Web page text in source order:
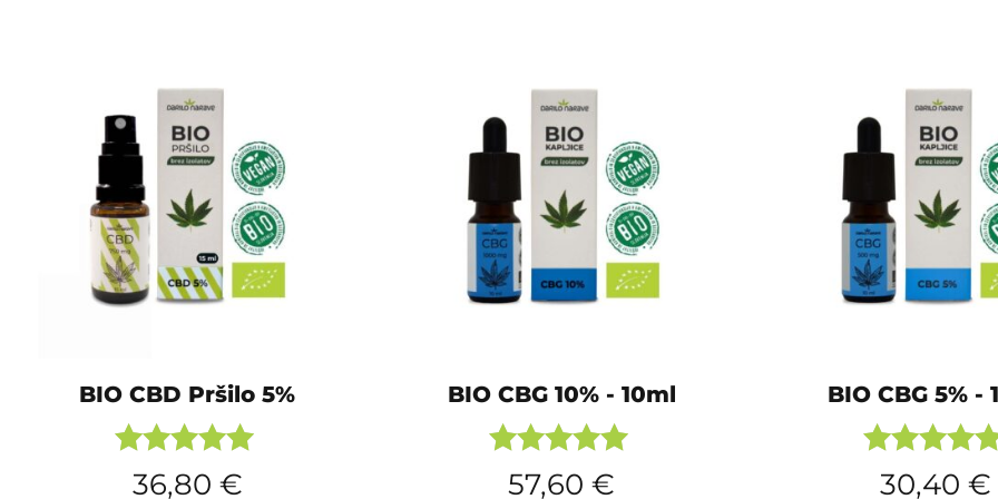
BIO CBD Pršilo 5%
Ocenjeno
36,80 €
BIO CBG 10% - 10ml
Ocenjeno
57,60 €
BIO CBG 5% -
Ocenjeno
30,40 €